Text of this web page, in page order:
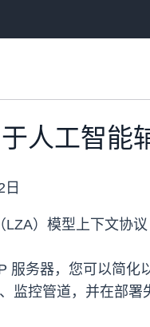
人工智能
日
（LZA）模型上下文协
服务器，您可以简化
监控管道，并在部署